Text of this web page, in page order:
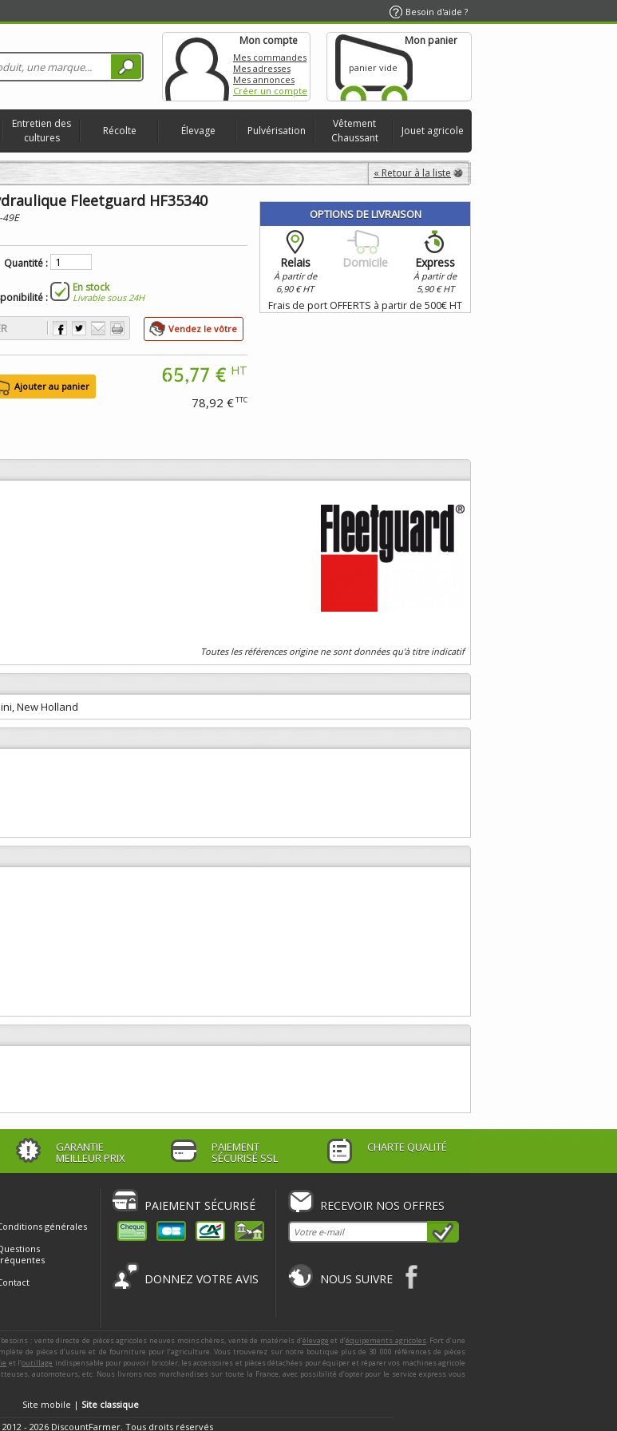
Besoin d'aide ?
Mon compte
Mes commandes
Mes adresses
Mes annonces
Créer un compte
Mon panier
panier vide
Entretien des
cultures
Récolte Élevage Pulvérisation
Vêtement
Chaussant
Jouet agricole
« Retour à la liste
Fleetguard HF35340
Quantité :
:
En stock
Livrable sous 24H
Vendez le vôtre
65,77 € HT
78,92 €TTC
OPTIONS DE LIVRAISON
Relais
À partir de
6,90 € HT
Domicile Express
À partir de
5,90 € HT
Frais de port OFFERTS à partir de 500€ HT
Toutes les références origine ne sont données qu'à titre indicatif
New Holland
GARANTIE
MEILLEUR PRIX
PAIEMENT
SÉCURISÉ SSL
CHARTE QUALITÉ
générales
PAIEMENT SÉCURISÉ RECEVOIR NOS OFFRES
DONNEZ VOTRE AVIS NOUS SUIVRE
: vente directe de pièces agricoles neuves moins chères, vente de matériels d’élevage et d’équipements agricoles. Fort d’une
de pièces d’usure et de fourniture pour l’agriculture. Vous trouverez sur notre boutique plus de 30 000 références de pièces
et l’outillage indispensable pour pouvoir bricoler, les accessoires et pièces détachées pour équiper et réparer vos machines agricole
automoteurs, etc. Nous livrons nos marchandises sur toute la France, avec possibilité d’opter pour le service express vous
Site mobile | Site classique
- 2026 DiscountFarmer. Tous droits réservés